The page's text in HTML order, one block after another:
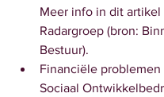
Meer info in dit artikel
Radargroep (bron:
Bestuur).
Financiële problemen
Sociaal